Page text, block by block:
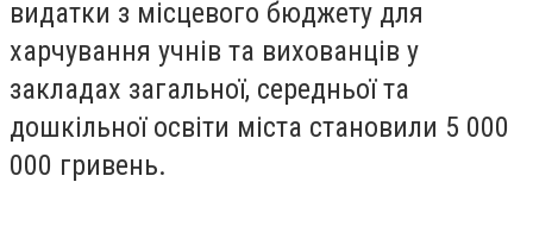
видатки з місцевого бюджету для
харчування учнів та вихованців у
закладах загальної, середньої та
дошкільної освіти міста становили 5 000
000 гривень.